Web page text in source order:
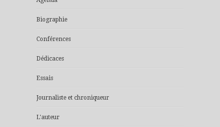
Biographie
Conférences
Dédicaces
Essais
Journaliste et chroniqueur
L'auteur